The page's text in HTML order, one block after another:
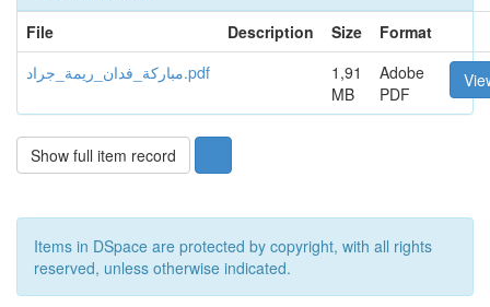
File
Description Size
Format
مباركة_فدان_ريمة_جراد.pdf
1,91
MB
Adobe
PDF
Show full item record
Items in DSpace are protected by copyright, with all rights
reserved, unless otherwise indicated.